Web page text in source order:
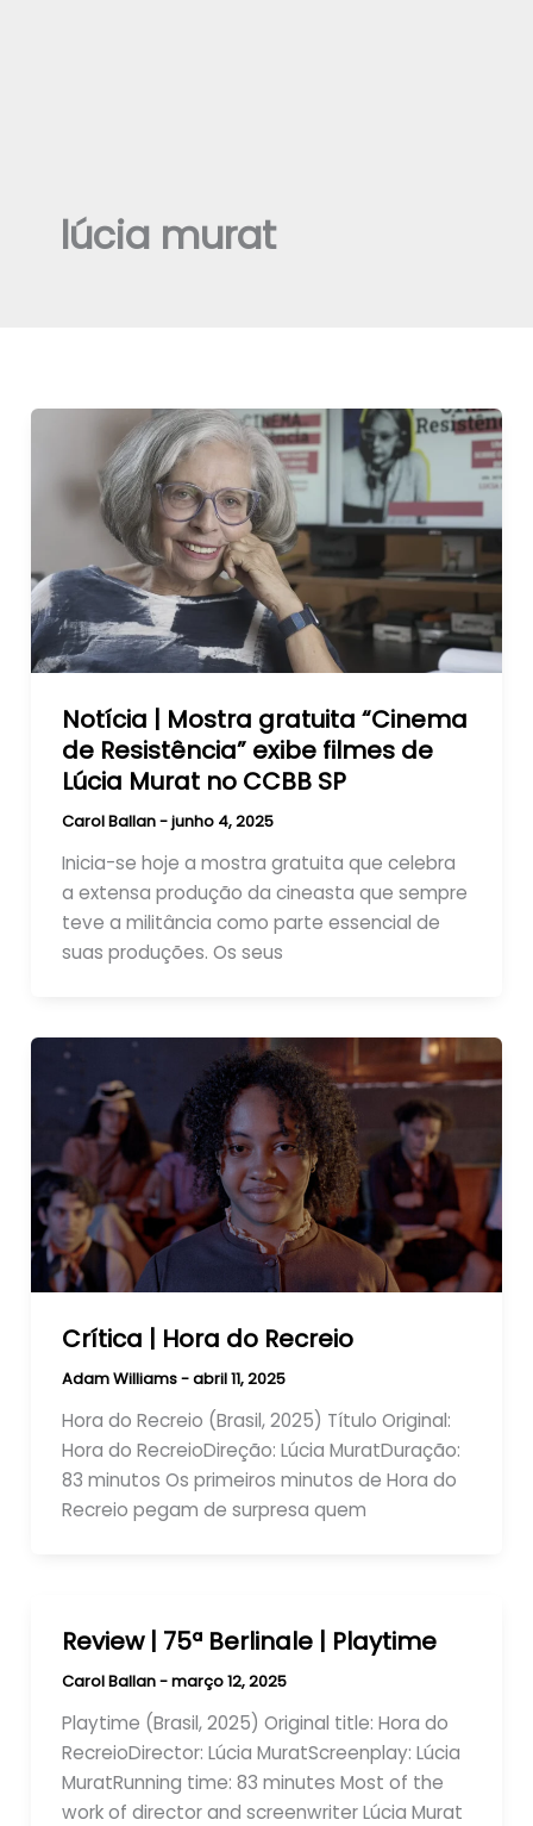
lúcia murat
Notícia | Mostra gratuita “Cinema
de Resistência” exibe filmes de
Lúcia Murat no CCBB SP
Carol Ballan-junho 4, 2025
Inicia-se hoje a mostra gratuita que celebra
a extensa produção da cineasta que sempre
teve a militância como parte essencial de
suas produções. Os seus
Crítica | Hora do Recreio
Adam Williams-abril 11, 2025
Hora do Recreio (Brasil, 2025) Título Original:
Hora do RecreioDireção: Lúcia MuratDuração:
83 minutos Os primeiros minutos de Hora do
Recreio pegam de surpresa quem
Review | 75ª Berlinale | Playtime
Carol Ballan-março 12, 2025
Playtime (Brasil, 2025) Original title: Hora do
RecreioDirector: Lúcia MuratScreenplay: Lúcia
MuratRunning time: 83 minutes Most of the
work of director and screenwriter Lúcia Murat